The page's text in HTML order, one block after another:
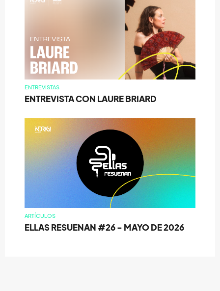
ENTREVISTAS
ENTREVISTA CON LAURE BRIARD
ARTÍCULOS
ELLAS RESUENAN #26 - MAYO DE 2026